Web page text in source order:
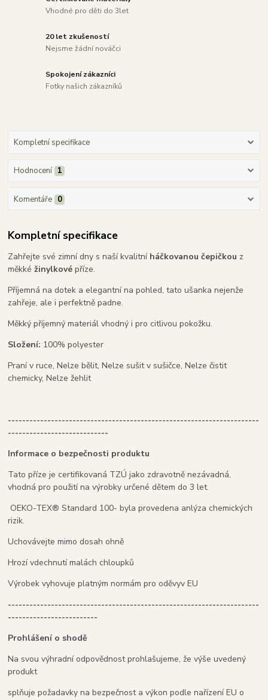
Vhodné pro děti do 3let
20 let zkušeností
Nejsme žádní nováčci
Spokojení zákazníci
Fotky našich zákazníků
Kompletní specifikace
Hodnocení 1
Komentáře 0
Kompletní specifikace
Zahřejte své zimní dny s naší kvalitní háčkovanou čepičkou z
měkké žinylkové příze.
Příjemná na dotek a elegantní na pohled, tato ušanka nejenže
zahřeje, ale i perfektně padne.
Měkký příjemný materiál vhodný i pro citlivou pokožku.
Složení: 100% polyester
Praní v ruce, Nelze bělit, Nelze sušit v sušičce, Nelze čistit
chemicky, Nelze žehlit
----------------------------------------------------------------------
----------------------------
Informace o bezpečnosti produktu
Tato příze je certifikovaná TZÚ jako zdravotně nezávadná,
vhodná pro použití na výrobky určené dětem do 3 let.
OEKO-TEX® Standard 100- byla provedena anlýza chemických
rizik.
Uchovávejte mimo dosah ohně
Hrozí vdechnutí malách chloupků
Výrobek vyhovuje platným normám pro oděvyv EU
----------------------------------------------------------------------
-------------------------
Prohlášení o shodě
Na svou výhradní odpovědnost prohlašujeme, že výše uvedený
produkt
splňuje požadavky na bezpečnost a výkon podle nařízení EU o